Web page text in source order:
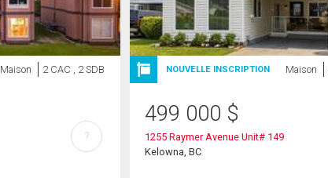
Maison 2 CAC , 2 SDB
?
NOUVELLE INSCRIPTION Maison
499 000 $
1255 Raymer Avenue Unit# 149
Kelowna, BC